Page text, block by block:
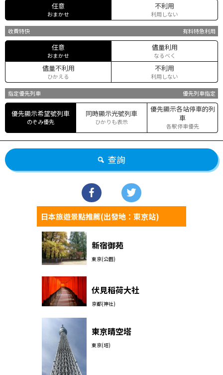
任意
おまかせ
不利用
利用しない
收費特快 有料特急利用
任意
おまかせ
儘量利用
なるべく
儘量不利用
ひかえる
不利用
利用しない
指定優先列車 優先列車指定
優先顯示希望號列車
のぞみ優先
同時顯示光號列車
ひかりも表示
優先顯示各站停車的列
車
各駅停車優先
查詢
日本旅遊景點推薦(出發地：東京站)
新宿御苑
東京(公園)
伏見稻荷大社
京都(神社)
東京晴空塔
東京(塔)